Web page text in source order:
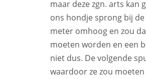
maar deze zgn. arts kan
ons hondje sprong bij
meter omhoog en zou
moeten worden en een
niet dus. De volgende
waardoor ze zou